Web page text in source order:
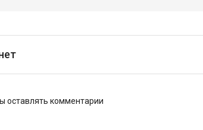
оставлять комментарии